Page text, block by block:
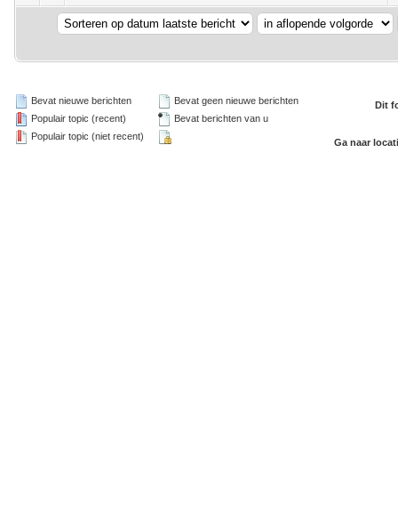
Bevat nieuwe berichten
Populair topic (recent)
Populair topic (niet recent)
Bevat geen nieuwe berichten
Bevat berichten van u
Dit
Ga naar